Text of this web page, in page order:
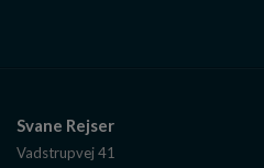
Svane Rejser
Vadstrupvej 41